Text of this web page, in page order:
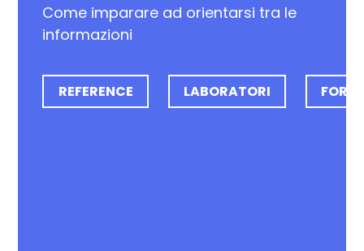
Come imparare ad orientarsi tra le
informazioni
REFERENCE LABORATORI